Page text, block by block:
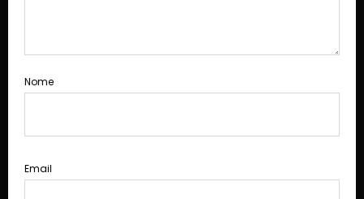
Nome
Email